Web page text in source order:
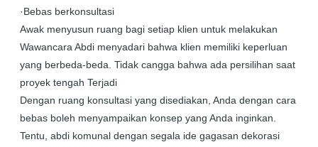
·Bebas berkonsultasi
Awak menyusun ruang bagi setiap klien untuk melakukan
Wawancara Abdi menyadari bahwa klien memiliki keperluan
yang berbeda-beda. Tidak cangga bahwa ada persilihan saat
proyek tengah Terjadi
Dengan ruang konsultasi yang disediakan, Anda dengan cara
bebas boleh menyampaikan konsep yang Anda inginkan.
Tentu, abdi komunal dengan segala ide gagasan dekorasi